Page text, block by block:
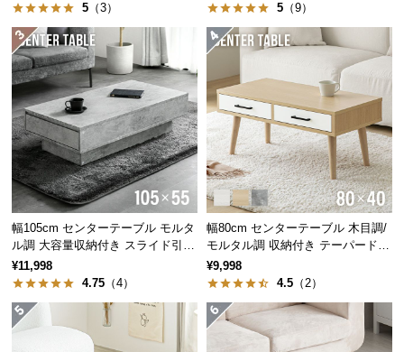
て
お
客
様
サ
ポ
ー
ト
お
知
ら
せ
快適な作業スペースとして
天板との距離が縮まり、作業しやすい高さのワークスペースに。食事
やメイク、PC作業など様々なシーンで活躍します。
横幅
約90cm 約90cm 約58.5cm
5 （3）
5 （9）
幅105cm センターテーブル モルタ
ル調 大容量収納付き スライド引き
出し2杯
¥11,998
4.75 （4）
幅80cm センターテーブル 木目調/
モルタル調 収納付き テーパードレ
ッグ
¥9,998
4.5 （2）